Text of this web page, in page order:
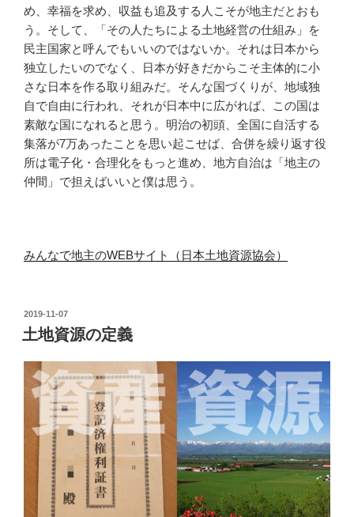
め、幸福を求め、収益も追及する人こそが地主だとおも
う。そして、「その人たちによる土地経営の仕組み」を
民主国家と呼んでもいいのではないか。それは日本から
独立したいのでなく、日本が好きだからこそ主体的に小
さな日本を作る取り組みだ。そんな国づくりが、地域独
自で自由に行われ、それが日本中に広がれば、この国は
素敵な国になれると思う。明治の初頭、全国に自活する
集落が7万あったことを思い起こせば、合併を繰り返す役
所は電子化・合理化をもっと進め、地方自治は「地主の
仲間」で担えばいいと僕は思う。
みんなで地主のWEBサイト（日本土地資源協会）
投
稿
日:
2019-11-07
土地資源の定義